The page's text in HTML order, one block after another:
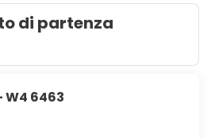
di partenza
W4 6463